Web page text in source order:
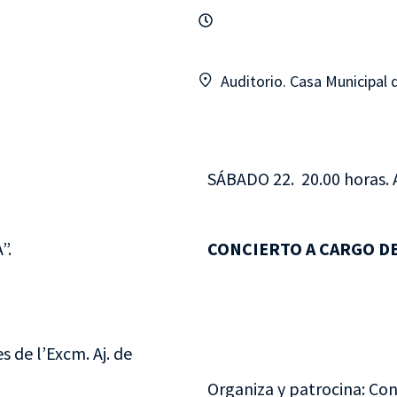
Auditorio. Casa Municipal
de l’Excm. Aj. de
SÁBADO 22. 20.00
CONCIERTO A CARGO
Organiza y patrocina: